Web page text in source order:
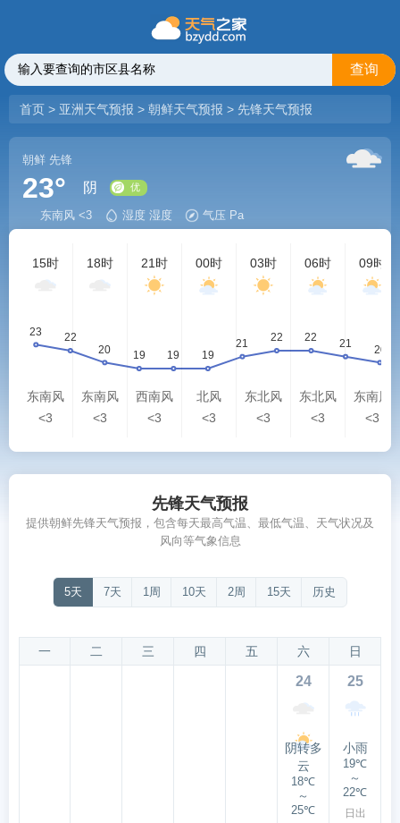
查询
首页 > 亚洲天气预报 > 朝鲜天气预报 > 先锋天气预报
朝鲜 先锋
23° 阴
东南风 <3 湿度 湿度 气压 Pa
15时
东南风
<3
18时
东南风
<3
21时
西南风
<3
00时
北风
<3
03时
东北风
<3
06时
东北风
<3
09时
东南风
<3
先锋天气预报
提供朝鲜先锋天气预报，包含每天最高气温、最低气温、天气状况及
风向等气象信息
5天 7天 1周 10天 2周 15天 历史
一 二 三 四 五 六 日
24
阴转多
云
18℃
～
25℃
25
小雨
19℃
～
22℃
日出